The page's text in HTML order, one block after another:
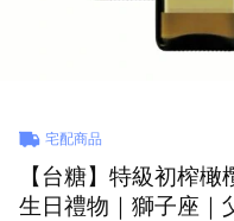
宅配商品
【台糖】特級初榨
生日禮物｜獅子座｜